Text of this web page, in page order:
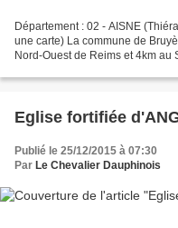
Département : 02 - AISNE
une carte) La commune de
Nord-Ouest de Reims et 4km au
Eglise fortifiée
Publié le 25/12/2015 à 07:30
Par Le Chevalier Dauphinois